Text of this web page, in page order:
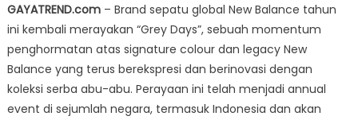
GAYATREND.com– Brand sepatu global New Balance tahun
ini kembali merayakan “Grey Days”, sebuah momentum
penghormatan atas signature colour dan legacy New
Balance yang terus berekspresi dan berinovasi dengan
koleksi serba abu-abu. Perayaan ini telah menjadi annual
event di sejumlah negara, termasuk Indonesia dan akan